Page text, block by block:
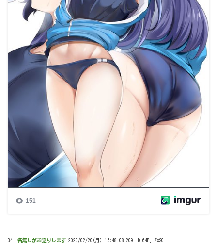
34: 名無しがお送りします 2023/02/20(月) 15:48:08.209 ID:64PjIZxS0